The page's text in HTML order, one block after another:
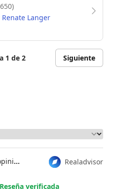
Renate Langer
1 de 2 Siguiente
Realadvisor
Renate Langer
Reseña verificada